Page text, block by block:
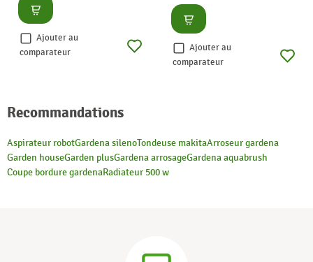
Consulter
Ajouter au
comparateur
Consulter
Ajouter au
comparateur
Recommandations
Aspirateur robotGardena silenoTondeuse makitaArroseur gardena
Garden houseGarden plusGardena arrosageGardena aquabrush
Coupe bordure gardenaRadiateur 500 w